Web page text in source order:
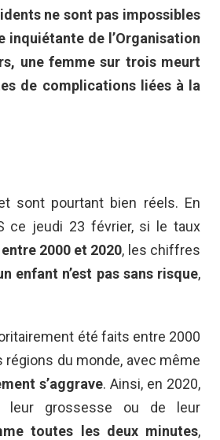
ne sont pas impossibles
inquiétante de l’Organisation
une femme sur trois meurt
de complications liées à la
sont pourtant bien réels. En
ce jeudi 23 février, si le taux
2000 et 2020, les chiffres
enfant n’est pas sans risque,
été faits entre 2000
du monde, avec même
s’aggrave. Ainsi, en 2020,
grossesse ou de leur
toutes les deux minutes,